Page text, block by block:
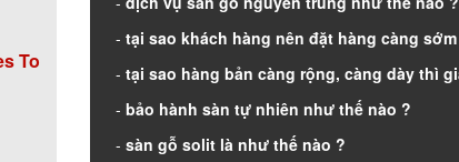
To
tại sao khách hàng nên đặt hàng càng
tại sao hàng bản càng rộng, càng dày thì
bảo hành sàn tự nhiên như thế nào ?
sàn gỗ solit là như thế nào ?